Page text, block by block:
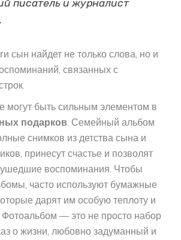
писатель и журналист
сын найдет не только слова, но и
связанных с
могут быть сильным элементом в
подарков. Семейный альбом
снимков из детства сына и
принесут счастье и позволят
воспоминания. Чтобы
часто используют бумажные
дарят им особую теплоту и
Фотоальбом — это не просто набор
о жизни, любовно задуманный и